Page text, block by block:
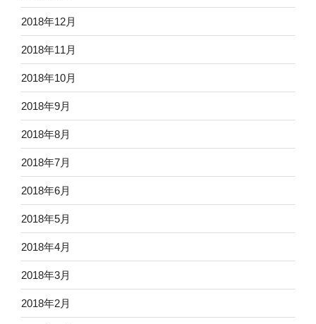
2018年12月
2018年11月
2018年10月
2018年9月
2018年8月
2018年7月
2018年6月
2018年5月
2018年4月
2018年3月
2018年2月